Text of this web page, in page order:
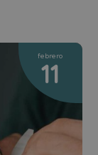
febrero
11